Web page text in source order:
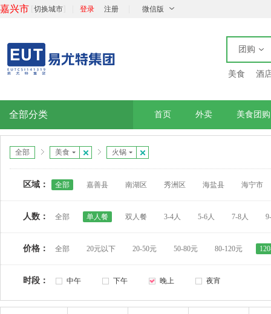
嘉兴市 切换城市 登录 注册 微信版
团购
美食 酒
全部分类 首页 外卖 美食团购
全部 美食 火锅
区域： 全部 嘉善县 南湖区 秀洲区 海盐县 海宁市
人数： 全部 单人餐 双人餐 3-4人 5-6人 7-8人
价格： 全部 20元以下 20-50元 50-80元 80-120元
时段： 中午 下午 晚上 夜宵